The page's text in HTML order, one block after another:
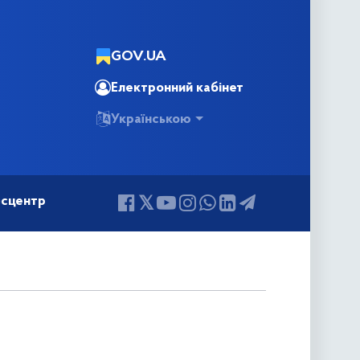
GOV.UA
Електронний кабінет
Українською